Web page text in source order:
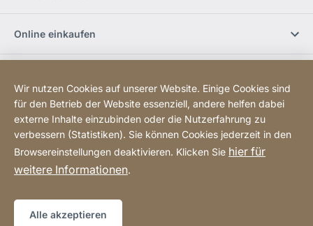
Online einkaufen
JURA Newsletter
Social Media
Website
[Website
Sitemap
Wir nutzen Cookies auf unserer Website. Einige Cookies sind
für den Betrieb der Website essenziell, andere helfen dabei
externe Inhalte einzubinden oder die Nutzerfahrung zu
verbessern (Statistiken). Sie können Cookies jederzeit in den
Browsereinstellungen deaktivieren. Klicken Sie hier für
weitere Informationen.
Alle akzeptieren